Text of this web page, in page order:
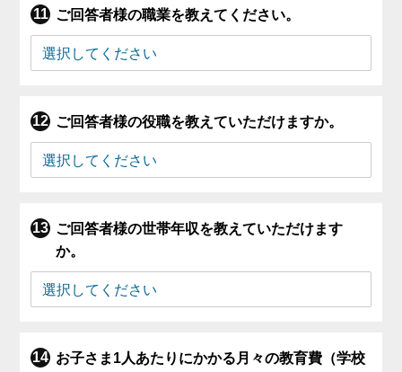
ご回答者様の職業を教えてください。
ご回答者様の役職を教えていただけますか。
ご回答者様の世帯年収を教えていただけます
か。
お子さま1人あたりにかかる月々の教育費（学校